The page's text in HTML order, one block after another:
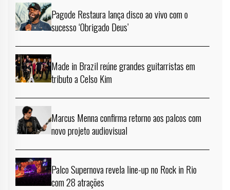
Pagode Restaura lança disco ao vivo com o
sucesso ‘Obrigado Deus’
Made in Brazil reúne grandes guitarristas em
tributo a Celso Kim
Marcus Menna confirma retorno aos palcos com
novo projeto audiovisual
Palco Supernova revela line-up no Rock in Rio
com 28 atrações